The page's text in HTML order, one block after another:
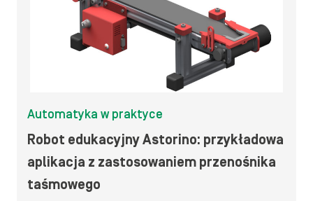
Automatyka w praktyce
Robot edukacyjny Astorino: przykładowa
aplikacja z zastosowaniem przenośnika
taśmowego